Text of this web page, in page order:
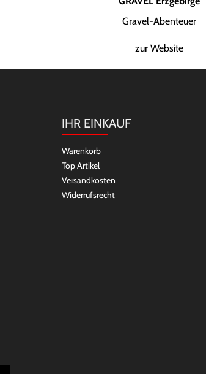
Gravel-Abenteuer
zur Website
IHR EINKAUF
Warenkorb
Top Artikel
Versandkosten
Widerrufsrecht